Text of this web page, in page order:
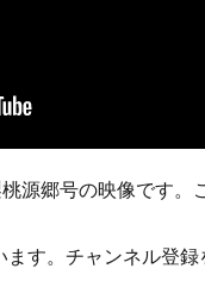
源郷号の映像です。
す。チャンネル登録